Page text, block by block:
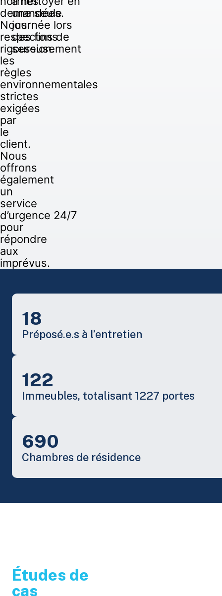
demandées.
Nous
respectons
rigoureusement
les
règles
environnementales
strictes
exigées
par
le
client.
Nous
offrons
également
un
service
d’urgence 24/7
pour
répondre
aux
imprévus.
une seule
journée lors
des fins de
session.
18
Préposé.e.s à l’entretien
122
Immeubles, totalisant 1227 portes
690
Chambres de résidence
Études de
cas